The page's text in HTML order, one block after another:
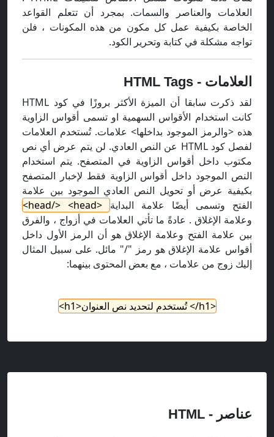
العلامات والعناصر والسمات. بمجرد أن تتعلم القواعد
الخاصة بكيفية عمل كل مكون من هذه المكونات ، فلن
تواجه مشكلة في كتابة وتحرير الكود.
العلامات - HTML Tags
لقد ذكرت سابقا أن الميزة الأكثر بروزًا في كود HTML
كانت استخدام الأقواس السهمية او تسمى أقواس الزاوية
هذه <والرمز الموجود بداخلها> علامات. تُستخدم العلامات
لفصل كود HTML عن النص العادي. لن يتم عرض أي نص
مكتوب داخل أقواس الزاوية في المتصفح. يتم استخدام
النص الموجود داخل أقواس الزاوية فقط لإخبار المتصفح
بكيفية عرض أو تحويل النص العادي الموجود بين علامة
الفتح وتسمى أيضًا علامة البداية <head/> <head>
وعلامة الإغلاق . عادةً ما تأتي العلامات في أزواج ، والفرق
بين علامة الفتح وعلامة الإغلاق هو أن الرمز الأول داخل
أقواس علامة الإغلاق هو رمز "/" مائل. على سبيل المثال
إليك زوج من علامات ، مع بعض المحتوى بينهما:
<h1/> تُستخدم لتحديد نص العنوان<h1>
عناصر - HTML